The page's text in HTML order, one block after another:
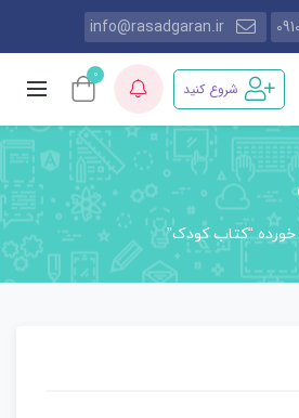
info@rasadgaran.ir
شروع کنید
0
“کتاب کودک”